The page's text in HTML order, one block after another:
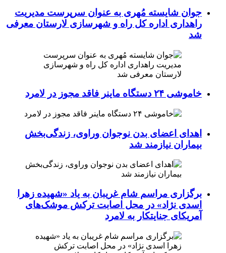
جوان شایسته مُهری به عنوان سرپرست مدیریت
راهداری اداره کل راه و شهرسازی لارستان معرفی
شد
خاموشی ۲۴ دستگاه ماینر فاقد مجوز در لامرد
اهدای اعضای بدن نوجوان وراوی، زندگی‌بخش
بیماران نیازمند شد
برگزاری مراسم شام غریبان به یاد «شهیده زهرا
اسدی نژاد» در محل اصابت ترکش موشک‌های
آمریکای جنایتکار به لامرد